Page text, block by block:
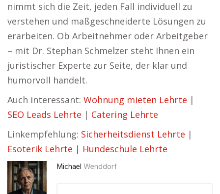
nimmt sich die Zeit, jeden Fall individuell zu
verstehen und maßgeschneiderte Lösungen zu
erarbeiten. Ob Arbeitnehmer oder Arbeitgeber
– mit Dr. Stephan Schmelzer steht Ihnen ein
juristischer Experte zur Seite, der klar und
humorvoll handelt.
Auch interessant: Wohnung mieten Lehrte |
SEO Leads Lehrte | Catering Lehrte
Linkempfehlung: Sicherheitsdienst Lehrte |
Esoterik Lehrte | Hundeschule Lehrte
Michael Wenddorf